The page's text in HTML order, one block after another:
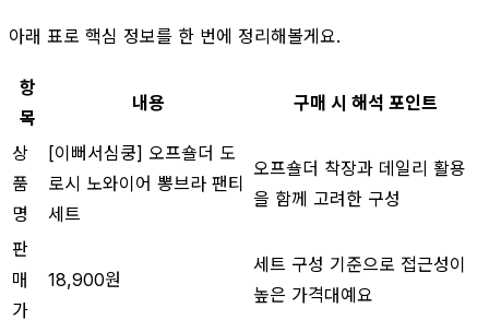
아래 표로 핵심 정보를 한 번에 정리해볼게요.
항
목
내용 구매 시 해석 포인트
상
품
명
[이뻐서심쿵] 오프숄더 도
로시 노와이어 뽕브라 팬티
세트
오프숄더 착장과 데일리 활용
을 함께 고려한 구성
판
매
가
18,900원
세트 구성 기준으로 접근성이
높은 가격대예요